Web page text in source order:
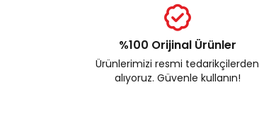
%100 Orijinal Ürünler
Ürünlerimizi resmi tedarikçilerden
alıyoruz. Güvenle kullanın!